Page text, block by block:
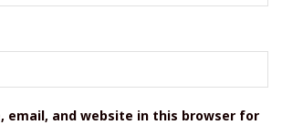
email, and website in this browser for